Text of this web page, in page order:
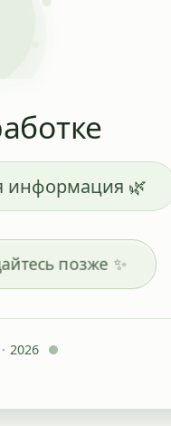
информация 🌿
позже ✨
2026